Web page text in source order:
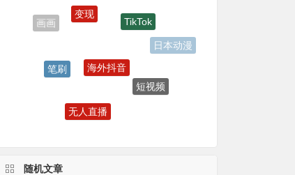
画画
变现
TikTok
日本动漫
笔刷 海外抖音
短视频
无人直播
随机文章